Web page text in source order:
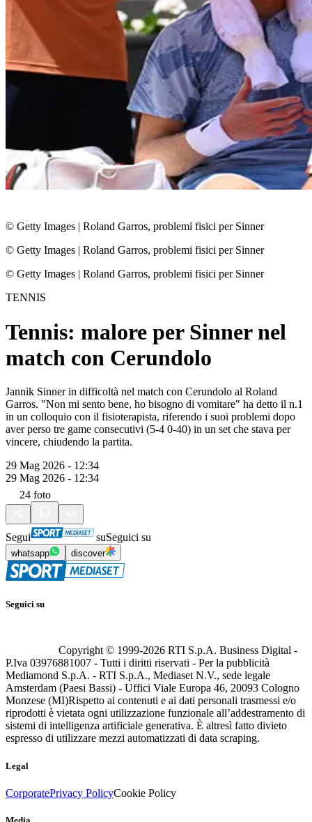
© Getty Images | Roland Garros, problemi fisici per Sinner
© Getty Images | Roland Garros, problemi fisici per Sinner
© Getty Images | Roland Garros, problemi fisici per Sinner
TENNIS
Tennis: malore per Sinner nel
match con Cerundolo
Jannik Sinner in difficoltà nel match con Cerundolo al Roland
Garros. "Non mi sento bene, ho bisogno di vomitare" ha detto il n.1
in un colloquio con il fisioterapista, riferendo i suoi problemi dopo
aver perso tre game consecutivi (5-4 0-40) in un set che stava per
vincere, chiudendo la partita.
29 Mag 2026 - 12:34
29 Mag 2026 - 12:34
24 foto
Segui suSeguici su
whatsapp discover
Seguici su
Copyright © 1999-2026 RTI S.p.A. Business Digital -
P.Iva 03976881007 - Tutti i diritti riservati - Per la pubblicità
Mediamond S.p.A. - RTI S.p.A., Mediaset N.V., sede legale
Amsterdam (Paesi Bassi) - Uffici Viale Europa 46, 20093 Cologno
Monzese (MI)Rispetto ai contenuti e ai dati personali trasmessi e/o
riprodotti è vietata ogni utilizzazione funzionale all’addestramento di
sistemi di intelligenza artificiale generativa. È altresì fatto divieto
espresso di utilizzare mezzi automatizzati di data scraping.
Legal
CorporatePrivacy PolicyCookie Policy